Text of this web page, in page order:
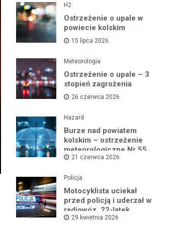
H2
Ostrzeżenie o upale w
powiecie kolskim
15 lipca 2026
Meteorologia
Ostrzeżenie o upale – 3
stopień zagrożenia
26 czerwca 2026
Hazard
Burze nad powiatem
kolskim – ostrzeżenie
meteorologiczne Nr 55
21 czerwca 2026
Policja
Motocyklista uciekał
przed policją i uderzał w
radiowóz, 22-latek
zatrzymany
29 kwietnia 2026